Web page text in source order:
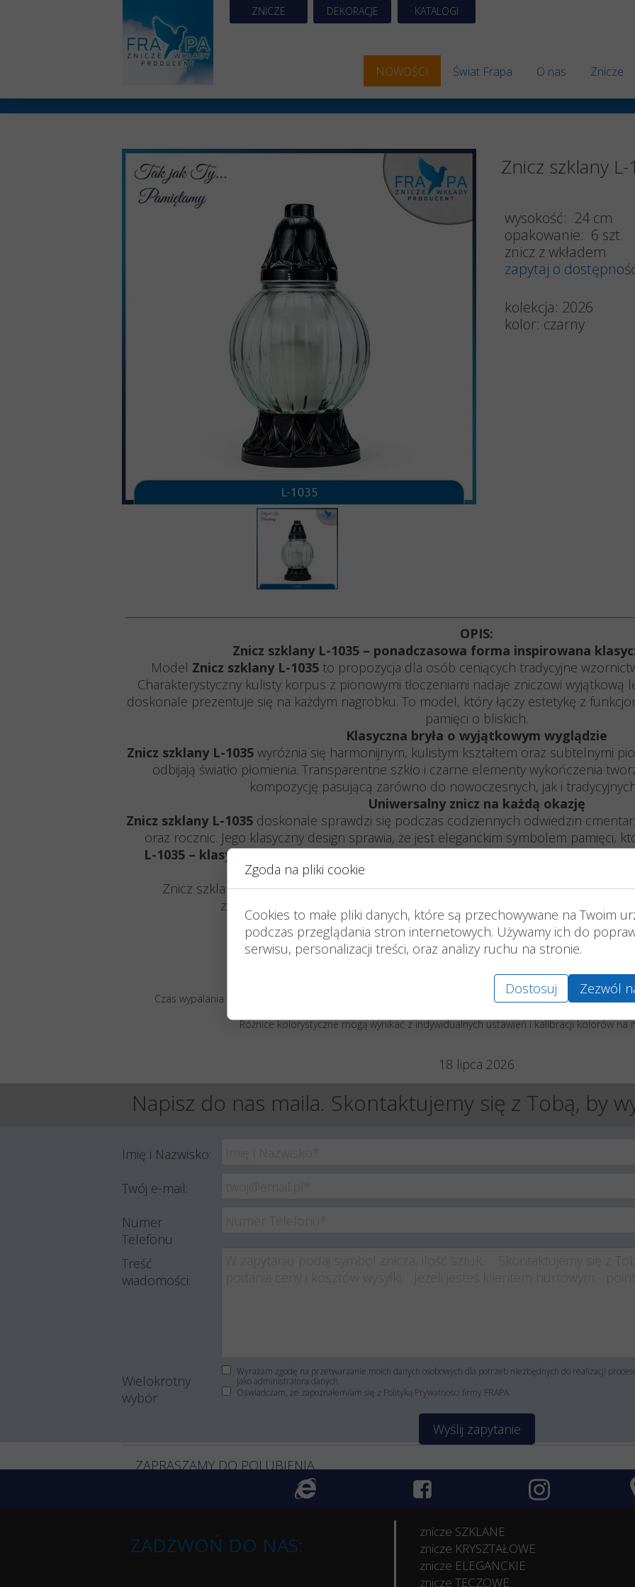
ZNICZE KATALOGI
DEKORACJE
NOWOŚCI Świat Frapa O nas
Znicze
Znicze
Znicze
Znicze
Znicze
Znicz szklany
wysokość: 24 cm
opakowanie: 6 szt.
znicz z wkładem
zapytaj o
kolekcja: 2026
kolor: czarny
OPIS:
Znicz szklany L-1035 – ponadczasowa forma inspirowana
Model Znicz szklany L-1035to propozycja dla osób ceniących tradycyjne
Charakterystyczny kulisty korpus z pionowymi tłoczeniami nadaje zniczowi wyjątkową
doskonale prezentuje się na każdym nagrobku. To model, który łączy estetykę z
pamięci o bliskich.
Klasyczna bryła o wyjątkowym wyglądzie
Znicz szklany L-1035wyróżnia się harmonijnym, kulistym kształtem oraz subtelnymi
odbijają światło płomienia. Transparentne szkło i czarne elementy wykończenia
kompozycję pasującą zarówno do nowoczesnych, jak i
Uniwersalny znicz na każdą okazję
Znicz szklany L-1035doskonale sprawdzi się podczas codziennych odwiedzin
oraz rocznic. Jego klasyczny design sprawia, że jest eleganckim symbolem pamięci,
L-1035 – klasyczna kula światła, która z godnością rozświetla wspomnienia i
Znicz szklany sprzedawany jest w zestawie z wkładem parafinowym wysokiej
zabrudzenia szkła oraz wyposażony jest w kapturek chroniący przed
Znicze szklane produkujemy z wysokiej jakości, certyfikowanych
Każdy znicz jest zdobiony ręcznie przez naszych
Producenta zniczy Frapaz Wielkopolski.
Czas wypalania podany jest w przybliżeniu, uzależniony jest od panujących warunków atmosferycznych
Różnice kolorystyczne mogą wynikać z indywidualnych ustawień i kalibracji kolorów na
18 lipca 2026
Napisz do nas maila. Skontaktujemy się z Tobą, by
Imię i Nazwisko:
Twój e-mail:
Numer
Telefonu
Treść
wiadomości:
Wielokrotny
wybór
Wyrażam zgodę na przetwarzanie moich danych osobowych dla potrzeb niezbędnych do realizacji
jako administratora danych.
Oświadczam, że zapoznałem/am się z Polityką Prywatności firmy FRAPA
Wyślij zapytanie
ZAPRASZAMY DO POLUBIENIA
ZADZWOŃ DO NAS:
znicze SZKLANE
znicze KRYSZTAŁOWE
znicze ELEGANCKIE
znicze TĘCZOWE
Zgoda na pliki cookie
Cookies to małe pliki danych, które są przechowywane na Twoim
podczas przeglądania stron internetowych. Używamy ich do
serwisu, personalizacji treści, oraz analizy ruchu na stronie.
Dostosuj Zezwól